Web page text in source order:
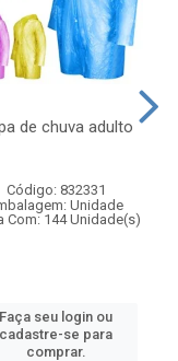
de chuva adulto
Código: 832331
Unidade
Com: 144 Unidade(s)
Faça seu login ou
cadastre-se para
comprar.